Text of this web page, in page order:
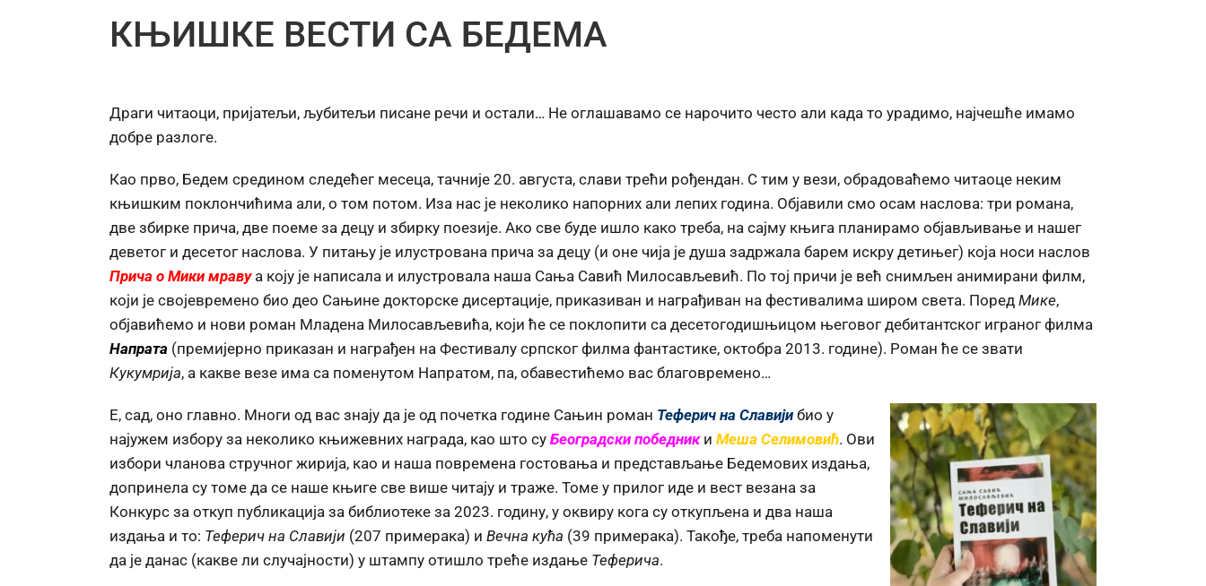
КЊИШКЕ ВЕСТИ СА БЕДЕМА
Драги читаоци, пријатељи, љубитељи писане речи и остали… Не оглашавамо се нарочито често али када то урадимо, најчешће имамо
добре разлоге.
Као прво, Бедем средином следећег месеца, тачније 20. августа, слави трећи рођендан. С тим у вези, обрадоваћемо читаоце неким
књишким поклончићима али, о том потом. Иза нас је неколико напорних али лепих година. Објавили смо осам наслова: три романа,
две збирке прича, две поеме за децу и збирку поезије. Ако све буде ишло како треба, на сајму књига планирамо објављивање и нашег
деветог и десетог наслова. У питању је илустрована прича за децу (и оне чија је душа задржала барем искру детињег) која носи наслов
Прича о Мики мравуа коју је написала и илустровала наша Сања Савић Милосављевић. По тој причи је већ снимљен анимирани филм,
који је својевремено био део Сањине докторске дисертације, приказиван и награђиван на фестивалима широм света. Поред Мике,
објавићемо и нови роман Младена Милосављевића, који ће се поклопити са десетогодишњицом његовог дебитантског играног филма
Напрата (премијерно приказан и награђен на Фестивалу српског филма фантастике, октобра 2013. године). Роман ће се звати
Кукумрија, а какве везе има са поменутом Напратом, па, обавестићемо вас благовремено…
Е, сад, оно главно. Многи од вас знају да је од почетка године Сањин роман Теферич на Славији био у
најужем избору за неколико књижевних награда, као што су Београдски победники Меша Селимовић. Ови
избори чланова стручног жирија, као и наша повремена гостовања и представљање Бедемових издања,
допринела су томе да се наше књиге све више читају и траже. Томе у прилог иде и вест везана за
Конкурс за откуп публикација за библиотеке за 2023. годину, у оквиру кога су откупљена и два наша
издања и то: Теферич на Славији (207 примерака) и Вечна кућа (39 примерака). Такође, треба напоменути
да је данас (какве ли случајности) у штампу отишло треће издање Теферича.